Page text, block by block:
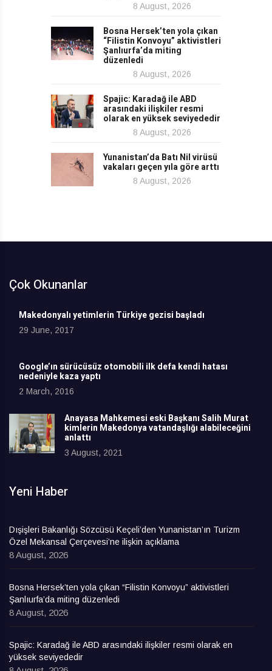
8 August, 2026
Bosna Hersek’ten yola çıkan
“Filistin Konvoyu” aktivistleri
Şanlıurfa’da miting
düzenledi
8 August, 2026
Spajic: Karadağ ile ABD
arasındaki ilişkiler resmi
olarak en yüksek seviyededir
8 August, 2026
Yunanistan’da Batı Nil virüsü
vakaları geçen yıla göre arttı
8 August, 2026
Çok Okunanlar
Makedonyalı yetimlerin Türkiye gezisi başladı
29 June, 2017
Google’ın sürücüsüz otomobili ilk defa kendi hatası
nedeniyle kaza yaptı
2 March, 2016
Anayasa Mahkemesi eski Başkanı Salih Murat
kimlerin Makedonya vatandaşlığı alabileceğini
anlattı
3 August, 2021
Yeni Haber
Dışişleri Bakanlığı Sözcüsü Keçeli’den Yunanistan’ın Turizm
Özel Mekansal Çerçevesi’ne ilişkin açıklama
8 August, 2026
Bosna Hersek’ten yola çıkan “Filistin Konvoyu” aktivistleri
Şanlıurfa’da miting düzenledi
8 August, 2026
Spajic: Karadağ ile ABD arasındaki ilişkiler resmi olarak en
yüksek seviyededir